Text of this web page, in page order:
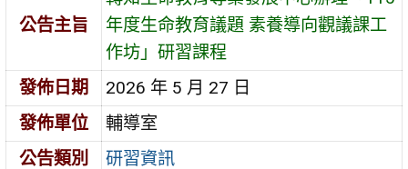
公告主旨
年度生命教育議題 素養導向觀議課工
作坊」研習課程
發佈日期
2026 年 5 月 27 日
發佈單位
輔導室
公告類別
研習資訊